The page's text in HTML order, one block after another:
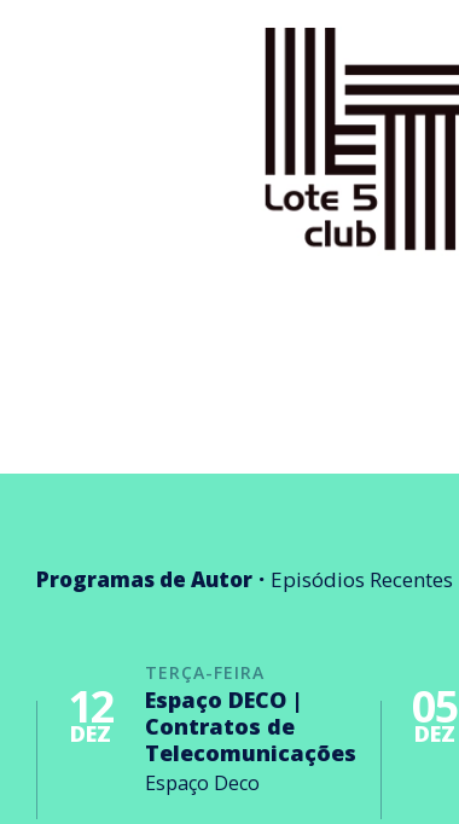
Programas de Autor Episódios Recentes
TERÇA-FEIRA
12
DEZ
Espaço DECO |
Contratos de
Telecomunicações
Espaço Deco
05
DEZ